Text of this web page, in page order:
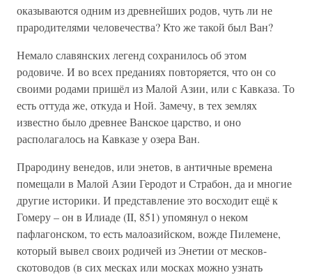
оказываются одним из древнейших родов, чуть ли не
прародителями человечества? Кто же такой был Ван?
Немало славянских легенд сохранилось об этом
родовиче. И во всех преданиях повторяется, что он со
своими родами пришёл из Малой Азии, или с Кавказа. То
есть оттуда же, откуда и Ной. Замечу, в тех землях
известно было древнее Ванское царство, и оно
располагалось на Кавказе у озера Ван.
Прародину венедов, или энетов, в античные времена
помещали в Малой Азии Геродот и Страбон, да и многие
другие историки. И представление это восходит ещё к
Гомеру – он в Илиаде (II, 851) упомянул о неком
пафлагонском, то есть малоазийском, вожде Пилемене,
который вывел своих родичей из Энетии от месков-
скотоводов (в сих месках или москах можно узнать